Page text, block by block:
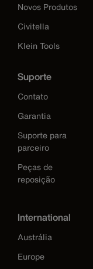
Novos Produtos
Civitella
Klein Tools
Suporte
Contato
Garantia
Suporte para
parceiro
Peças de
reposição
International
Austrália
Europe